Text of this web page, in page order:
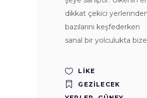
dikkat çekici
bazılarını keşfederken
sanal bir yolculukta bize
LIKE
GEZILECEK